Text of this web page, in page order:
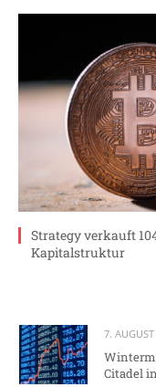
Strategy verkauft
Kapitalstruktur
7.
Citadel